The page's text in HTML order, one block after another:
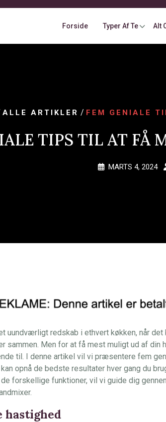
Forside Typer Af Te Alt
ALLE ARTIKLER / FEM GENIALE
TIPS TIL AT FÅ
MARTS 4, 2024
uundværligt redskab i ethvert køkken, når
sammen. Men for at få mest muligt ud af din
til. I denne artikel vil vi præsentere fem
opnå de bedste resultater hver gang du
forskellige funktioner, vil vi guide dig
hastighed